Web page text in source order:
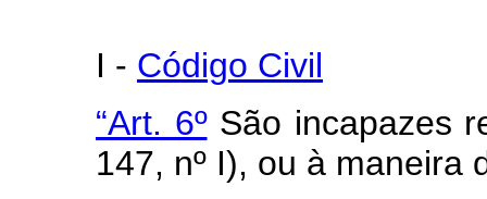
I - Código Civil
“Art. 6ºSão incapazes
147, nº I), ou à maneira